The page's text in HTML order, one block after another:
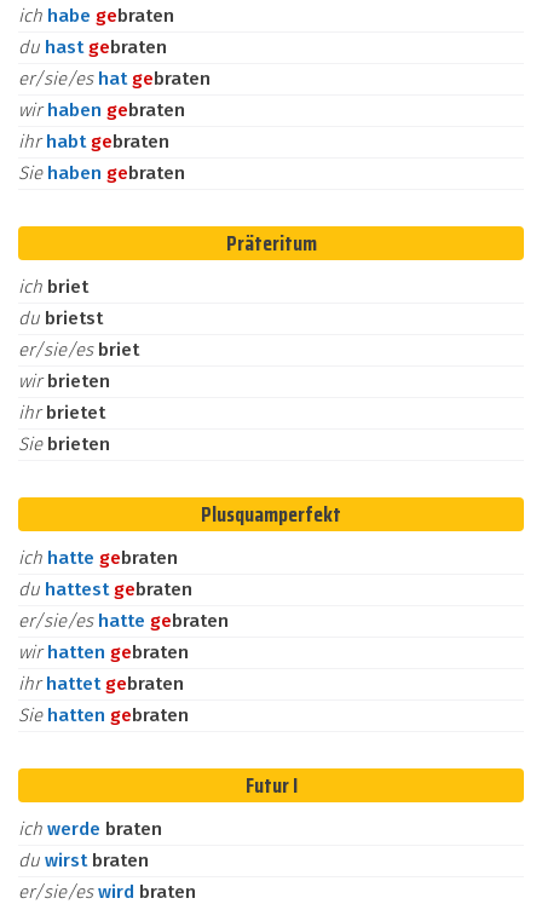
ich habe gebraten
du hast gebraten
er/sie/es hat gebraten
wirhaben gebraten
ihrhabt gebraten
Sie haben gebraten
Präteritum
ich briet
du brietst
er/sie/es briet
wirbrieten
ihrbrietet
Sie brieten
Plusquamperfekt
ich hatte gebraten
du hattest gebraten
er/sie/es hatte gebraten
wirhatten gebraten
ihrhattet gebraten
Sie hatten gebraten
Futur I
ich werde braten
du wirst braten
er/sie/eswird braten